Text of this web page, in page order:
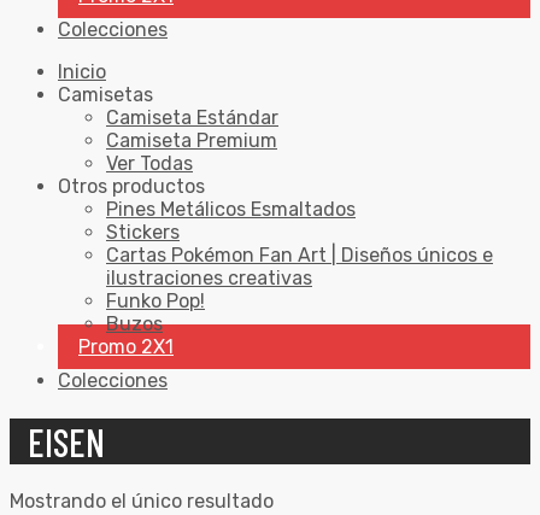
Colecciones
Inicio
Camisetas
Camiseta Estándar
Camiseta Premium
Ver Todas
Otros productos
Pines Metálicos Esmaltados
Stickers
Cartas Pokémon Fan Art | Diseños únicos e
ilustraciones creativas
Funko Pop!
Buzos
Promo 2X1
Colecciones
EISEN
Mostrando el único resultado